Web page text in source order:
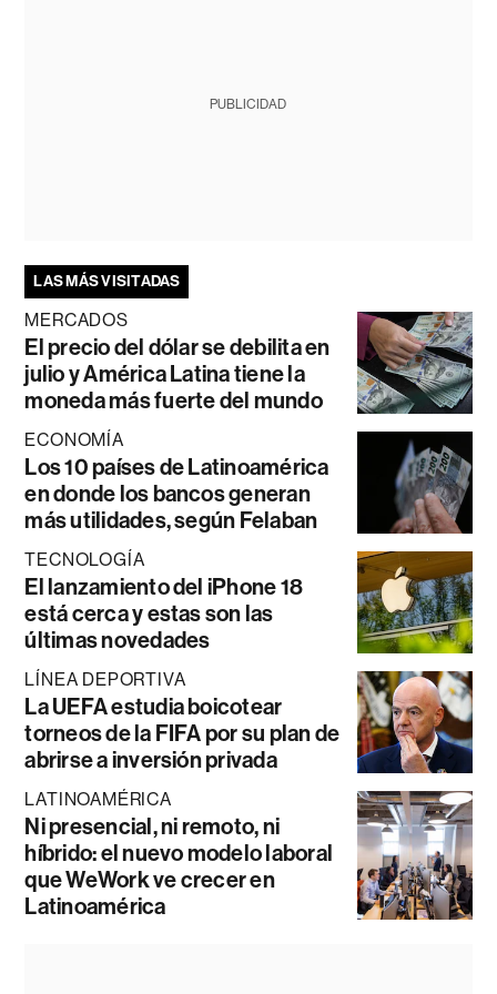
PUBLICIDAD
LAS MÁS VISITADAS
MERCADOS
El precio del dólar se debilita en
julio y América Latina tiene la
moneda más fuerte del mundo
ECONOMÍA
Los 10 países de Latinoamérica
en donde los bancos generan
más utilidades, según Felaban
TECNOLOGÍA
El lanzamiento del iPhone 18
está cerca y estas son las
últimas novedades
LÍNEA DEPORTIVA
La UEFA estudia boicotear
torneos de la FIFA por su plan de
abrirse a inversión privada
LATINOAMÉRICA
Ni presencial, ni remoto, ni
híbrido: el nuevo modelo laboral
que WeWork ve crecer en
Latinoamérica